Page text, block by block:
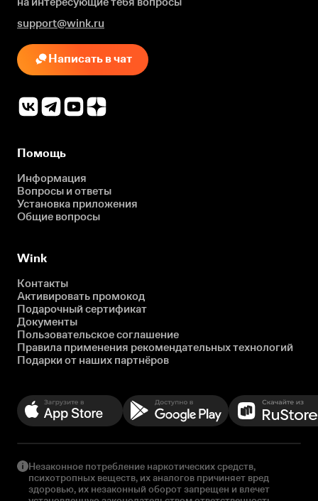
support@wink.ru
Написать в чат
Помощь
Информация
Вопросы и ответы
Установка приложения
Общие вопросы
Wink
Контакты
Активировать промокод
Подарочный сертификат
Документы
Пользовательское соглашение
Правила применения рекомендательных технологий
Подарки от наших партнёров
Незаконное потребление наркотических средств,
психотропных веществ, их аналогов причиняет вред
здоровью, их незаконный оборот запрещен и влечет